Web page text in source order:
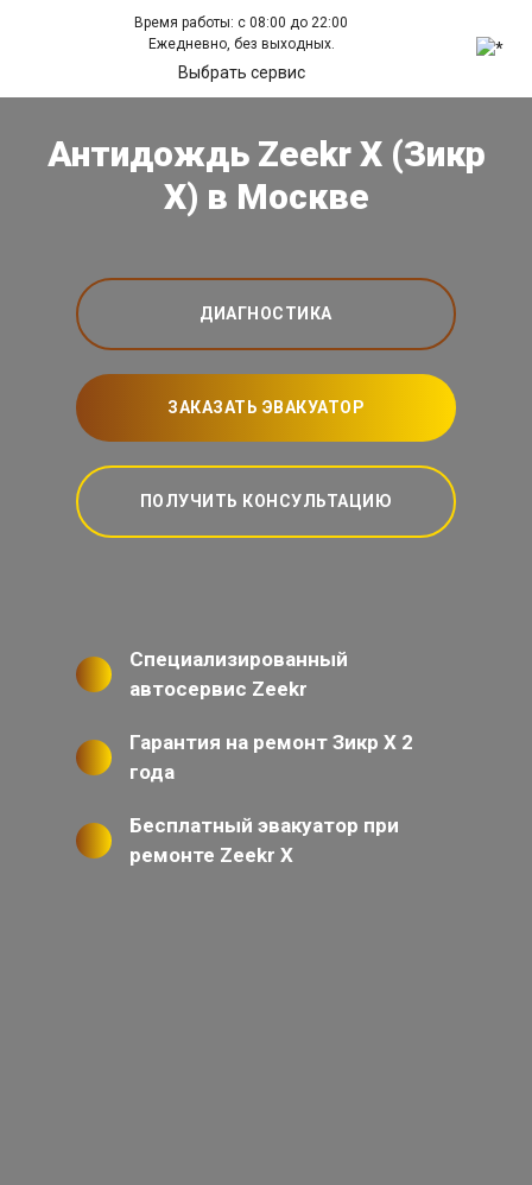
Время работы: с 08:00 до 22:00
Ежедневно, без выходных.
Выбрать сервис
Антидождь Zeekr X (Зикр
Х) в Москве
ДИАГНОСТИКА
ЗАКАЗАТЬ ЭВАКУАТОР
ПОЛУЧИТЬ КОНСУЛЬТАЦИЮ
Специализированный
автосервис Zeekr
Гарантия на ремонт Зикр Х 2
года
Бесплатный эвакуатор при
ремонте Zeekr X